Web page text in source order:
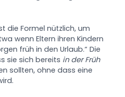
die Formel nützlich, um
wenn Eltern ihren Kindern
früh in den Urlaub.“ Die
sie sich bereits in der Früh
sollten, ohne dass eine